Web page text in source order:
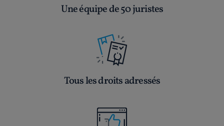
Une équipe de 50 juristes
Tous les droits adressés